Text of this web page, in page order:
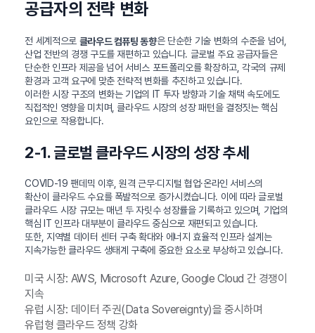
공급자의 전략 변화
전 세계적으로 클라우드 컴퓨팅 동향은 단순한 기술 변화의 수준을 넘어,
산업 전반의 경쟁 구도를 재편하고 있습니다. 글로벌 주요 공급자들은
단순한 인프라 제공을 넘어 서비스 포트폴리오를 확장하고, 각국의 규제
환경과 고객 요구에 맞춘 전략적 변화를 추진하고 있습니다.
이러한 시장 구조의 변화는 기업의 IT 투자 방향과 기술 채택 속도에도
직접적인 영향을 미치며, 클라우드 시장의 성장 패턴을 결정짓는 핵심
요인으로 작용합니다.
2-1. 글로벌 클라우드 시장의 성장 추세
COVID-19 팬데믹 이후, 원격 근무·디지털 협업·온라인 서비스의
확산이 클라우드 수요를 폭발적으로 증가시켰습니다. 이에 따라 글로벌
클라우드 시장 규모는 매년 두 자릿수 성장률을 기록하고 있으며, 기업의
핵심 IT 인프라 대부분이 클라우드 중심으로 재편되고 있습니다.
또한, 지역별 데이터 센터 구축 확대와 에너지 효율적 인프라 설계는
지속가능한 클라우드 생태계 구축에 중요한 요소로 부상하고 있습니다.
미국 시장: AWS, Microsoft Azure, Google Cloud 간 경쟁이
지속
유럽 시장: 데이터 주권(Data Sovereignty)을 중시하며
유럽형 클라우드 정책 강화